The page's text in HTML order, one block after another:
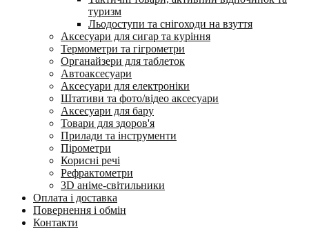
туризм
Льодоступи та снігоходи на взуття
Аксесуари для сигар та куріння
Термометри та гігрометри
Органайзери для таблеток
Автоаксесуари
Аксесуари для електроніки
Штативи та фото/відео аксесуари
Аксесуари для бару
Товари для здоров'я
Прилади та інструменти
Пірометри
Корисні речі
Рефрактометри
3D аніме-світильники
Оплата і доставка
Повернення і обмін
Контакти